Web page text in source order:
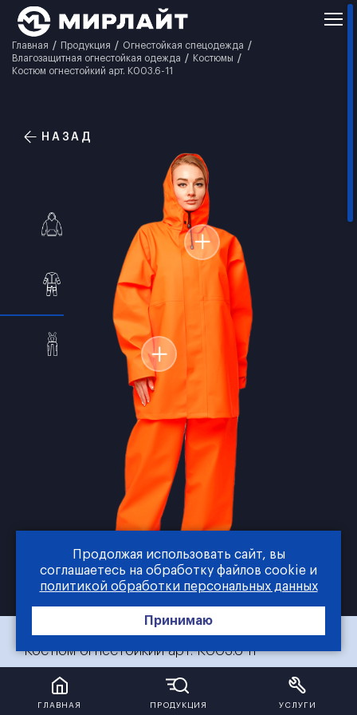
ГЛАВНАЯ ПРОДУКЦИЯ УСЛУГИ
Главная Продукция
Огнестойкая спецодежда
Влагозащитная огнестойкая одежда
Костюмы
Костюм огнестойкий арт. К003.6-11
КОСТЮМЫ
ПОЛУКОМБИНЕЗОНЫ
НАЗАД
Костюм огнестойкий арт. К003.6-11
АРТИКУЛ: К003.6-11
Под заказ
Продолжая использовать сайт, вы
соглашаетесь на обработку файлов cookie и
политикой обработки персональных данных
Принимаю